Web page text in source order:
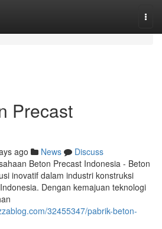
Precast
ago News
Discuss
Beton Precast Indonesia - Beton
inovatif dalam industri konstruksi
Dengan kemajuan teknologi
32455347/pabrik-beton-